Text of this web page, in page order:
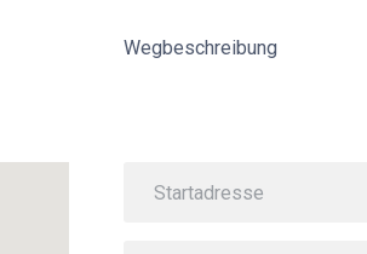
Wegbeschreibung